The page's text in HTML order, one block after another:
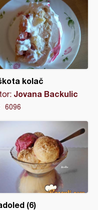
kolač
Jovana Backulic
6096
(6)